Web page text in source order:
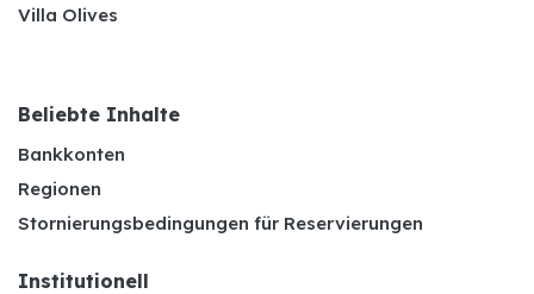
Villa Olives
Beliebte Inhalte
Bankkonten
Regionen
Stornierungsbedingungen für Reservierungen
Institutionell